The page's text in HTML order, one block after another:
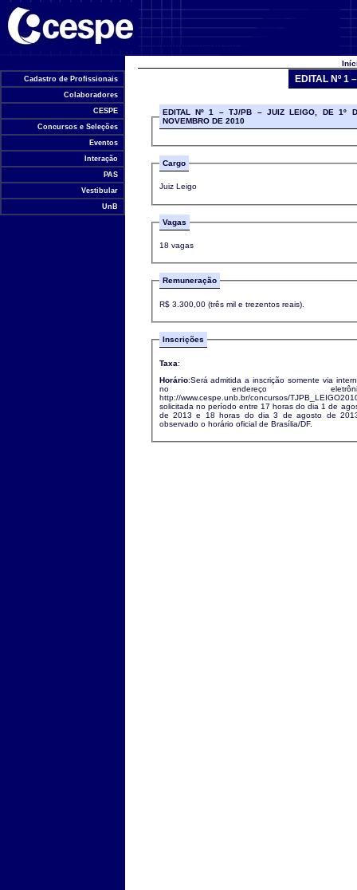
Cadastro de Profissionais
Colaboradores
CESPE
Concursos e Seleções
Eventos
Interação
PAS
Vestibular
UnB
EDITAL Nº 1
EDITAL Nº 1 – TJ/PB – JUIZ LEIGO, DE 1º
NOVEMBRO DE 2010
Cargo
Juiz Leigo
Vagas
18 vagas
Remuneração
R$ 3.300,00 (três mil e trezentos reais).
Inscrições
Taxa:
Horário:Será admitida a inscrição somente via
no endereço
http://www.cespe.unb.br/concursos/
solicitada no período entre 17 horas do dia 1 de
de 2013 e 18 horas do dia 3 de agosto de 2013 ,
observado o horário oficial de Brasília/DF.